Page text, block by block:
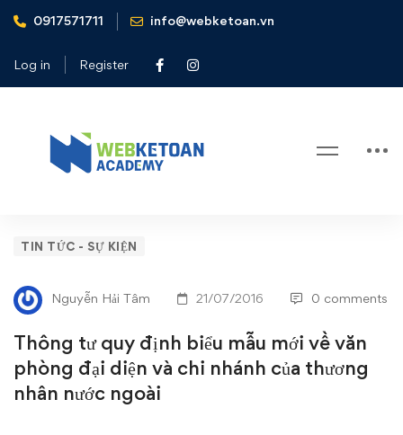
0917571711 info@webketoan.vn
Log in Register
Home
Tin tức - Sự kiện
chi nhánh của thương nhân nước ngoài
Thông
tư
quy
định
biểu
TIN TỨC - SỰ KIỆN
Nguyễn Hải Tâm 21/07/2016 0 comments
Thông tư quy định biểu mẫu mới về văn
phòng đại diện và chi nhánh của thương
nhân nước ngoài